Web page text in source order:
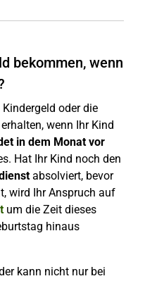
bekommen, wenn
oder die
wenn Ihr Kind
in dem Monat vor
Hat Ihr Kind noch den
absolviert, bevor
wird Ihr Anspruch auf
um die Zeit dieses
hinaus
kann nicht nur bei